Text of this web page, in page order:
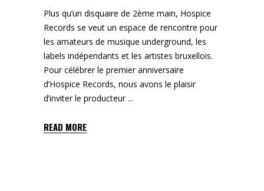
Plus qu’un disquaire de 2ème main, Hospice
Records se veut un espace de rencontre pour
les amateurs de musique underground, les
labels indépendants et les artistes bruxellois.
Pour célébrer le premier anniversaire
d’Hospice Records, nous avons le plaisir
d’inviter le producteur
READ MORE